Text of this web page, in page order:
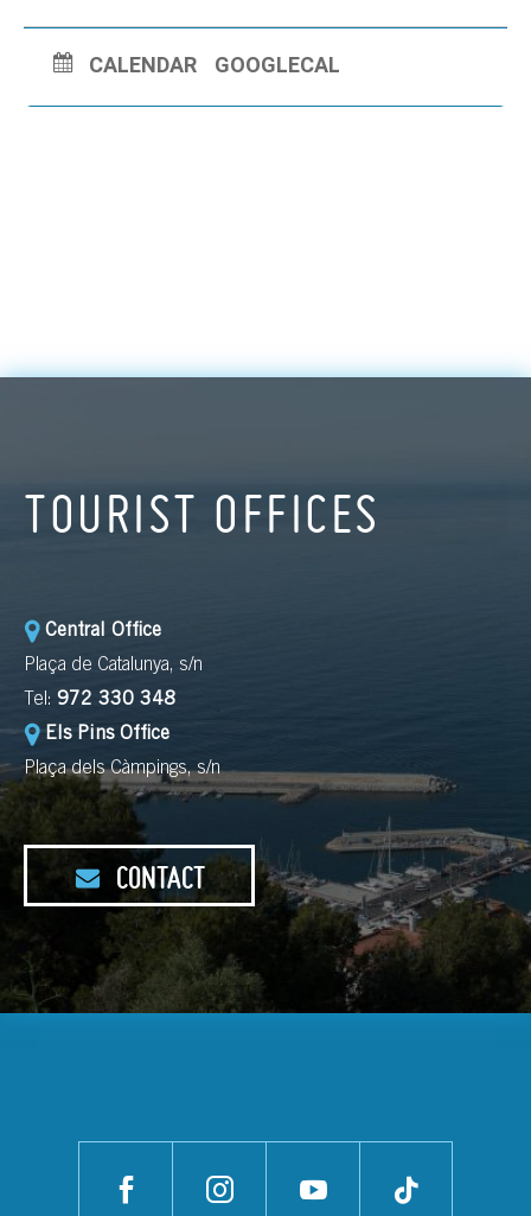
CALENDAR GOOGLECAL
TOURIST OFFICES
Central Office
Plaça de Catalunya, s/n
Tel: 972 330 348
Els Pins Office
Plaça dels Càmpings, s/n
CONTACT